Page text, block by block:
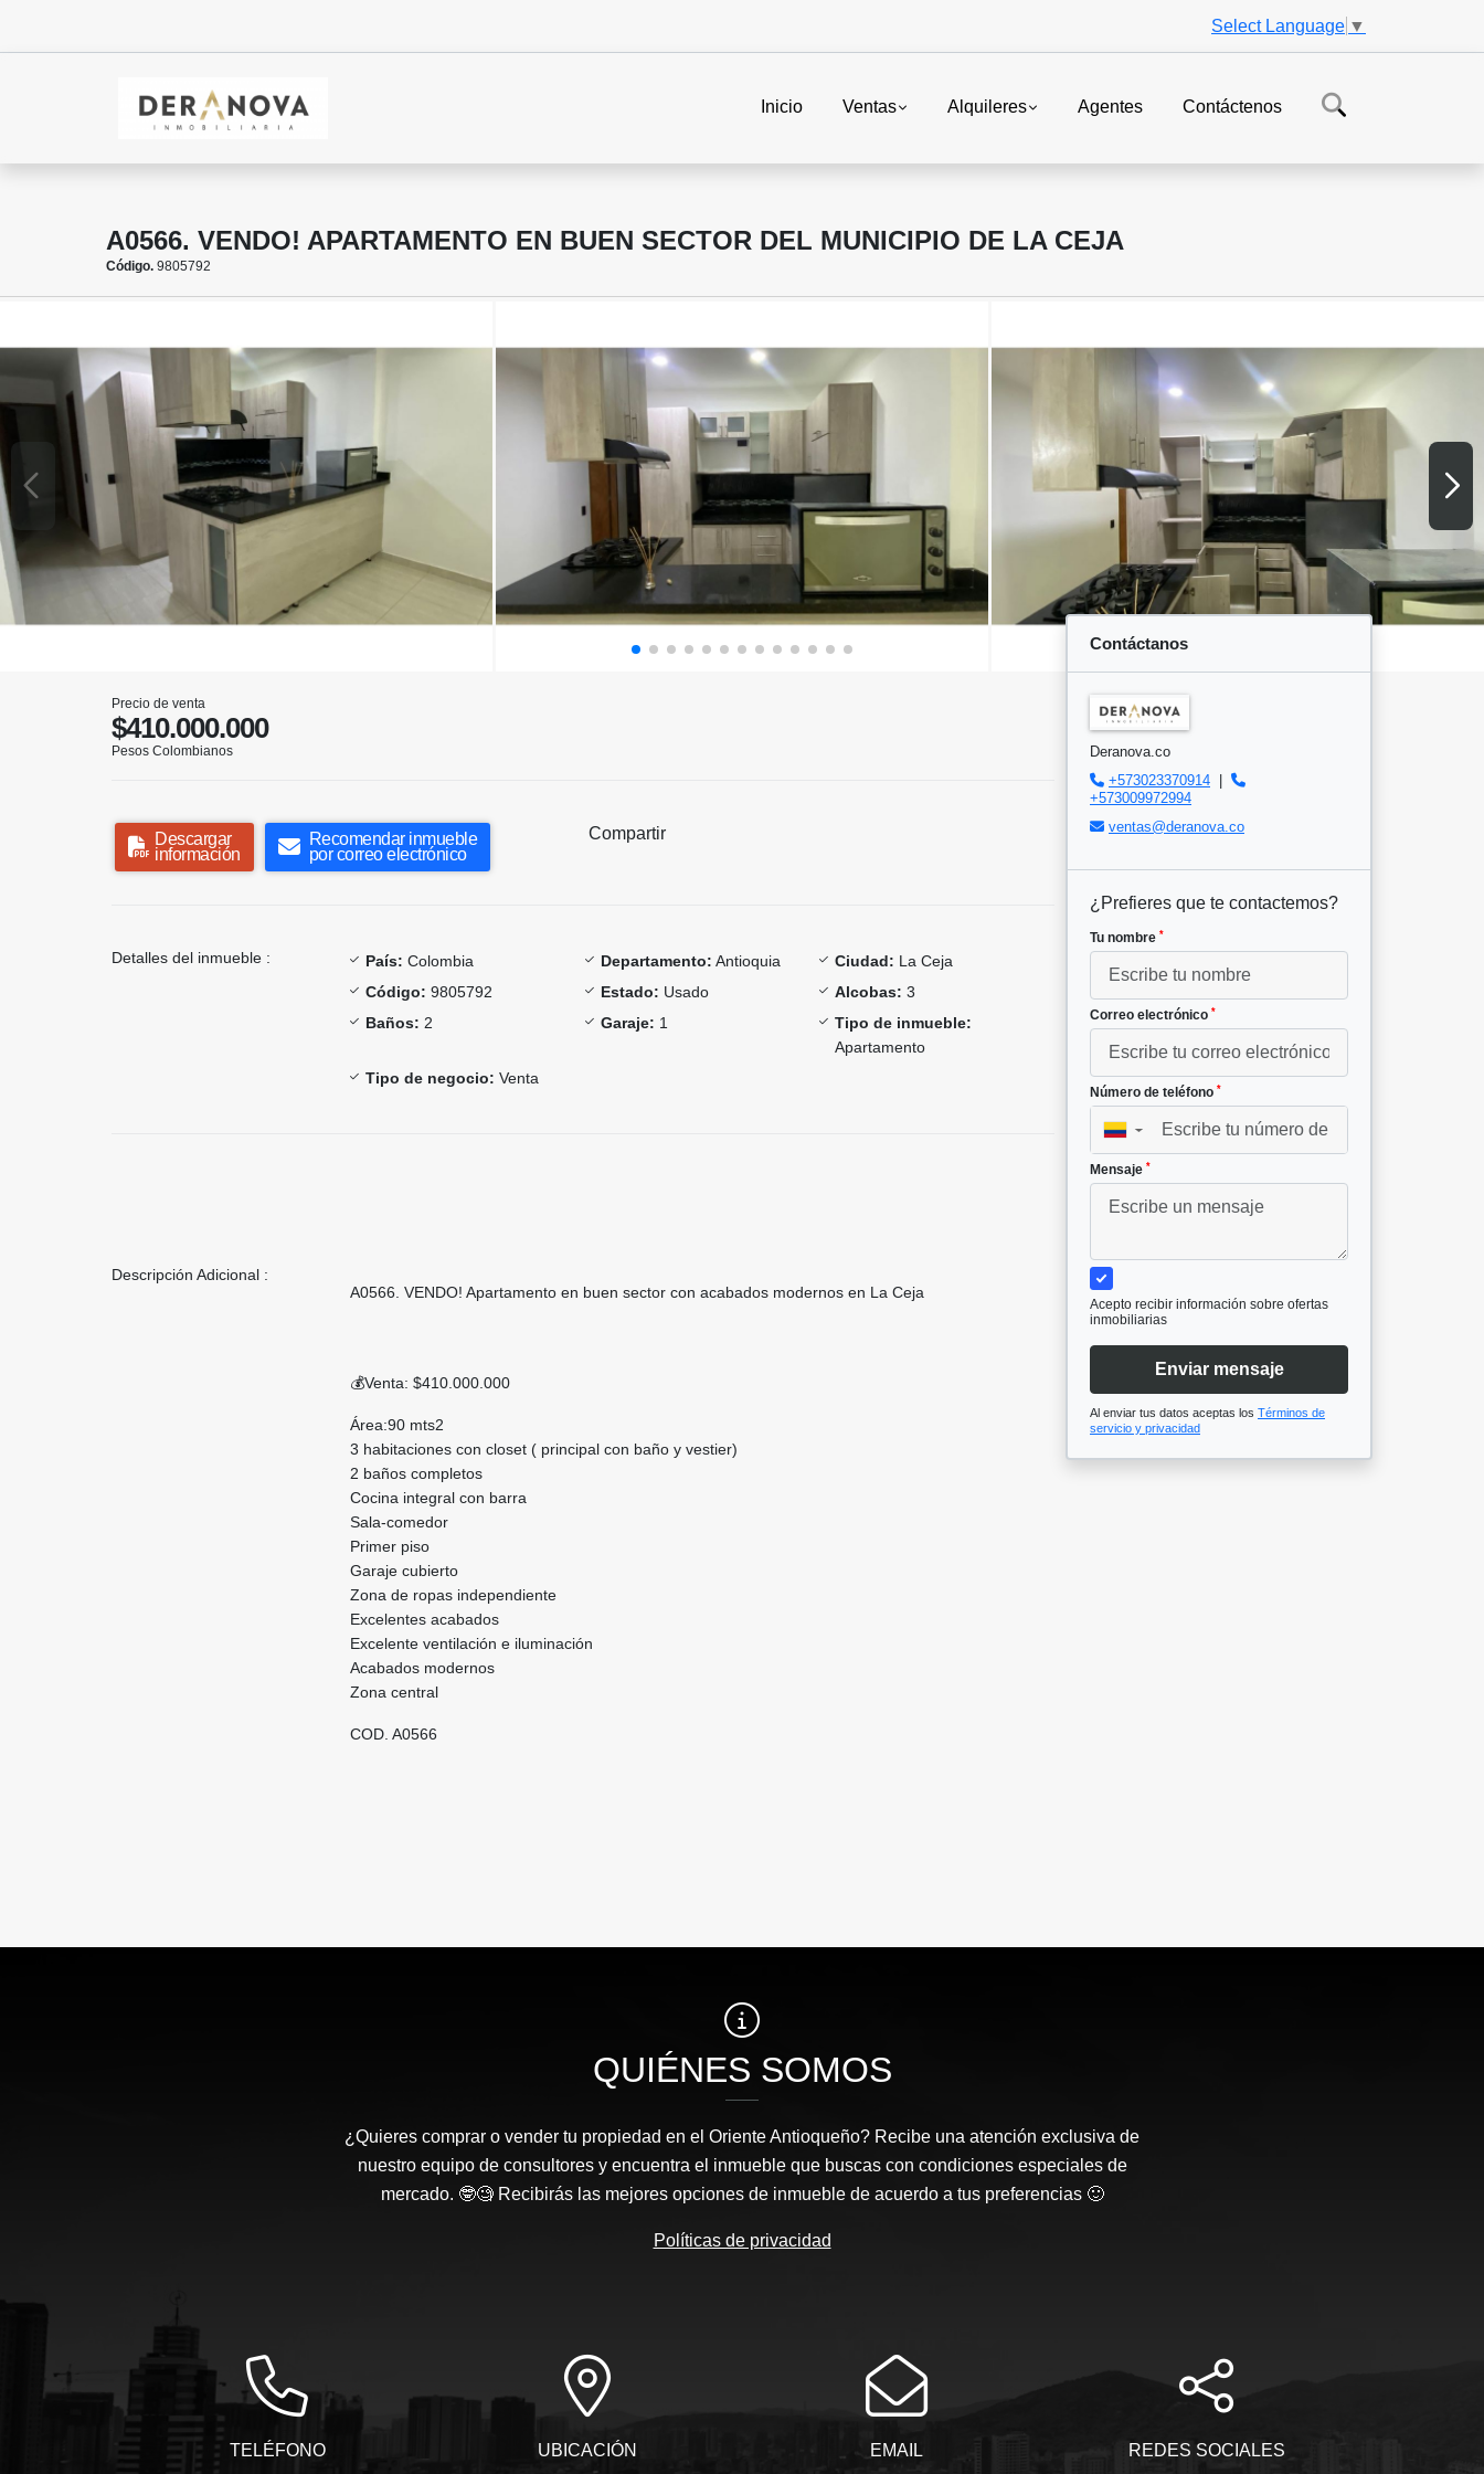
Select Language ▼
Inicio Ventas Alquileres Agentes Contáctenos
A0566. VENDO! APARTAMENTO EN BUEN SECTOR DEL MUNICIPIO DE LA CEJA
Código. 9805792
Precio de venta
$410.000.000
Pesos Colombianos
Descargar
información
Recomendar inmueble
por correo electrónico
Compartir
Detalles del inmueble : País: Colombia Departamento: Antioquia Ciudad: La Ceja
Código: 9805792 Estado: Usado Alcobas: 3
Baños: 2 Garaje: 1
Tipo de inmueble:
Apartamento
Tipo de negocio: Venta
Descripción Adicional :
A0566. VENDO! Apartamento en buen sector con acabados modernos en La Ceja
💰Venta: $410.000.000
Área:90 mts2
3 habitaciones con closet ( principal con baño y vestier)
2 baños completos
Cocina integral con barra
Sala-comedor
Primer piso
Garaje cubierto
Zona de ropas independiente
Excelentes acabados
Excelente ventilación e iluminación
Acabados modernos
Zona central
COD. A0566
Contáctanos
Deranova.co
+573023370914
+573009972994
ventas@deranova.co
¿Prefieres que te contactemos?
Tu nombre *
Correo electrónico *
Número de teléfono *
▼
Mensaje *
Acepto recibir información sobre ofertas
inmobiliarias
Enviar mensaje
Al enviar tus datos aceptas los Términos de
servicio y privacidad
QUIÉNES SOMOS
¿Quieres comprar o vender tu propiedad en el Oriente Antioqueño? Recibe una atención exclusiva de
nuestro equipo de consultores y encuentra el inmueble que buscas con condiciones especiales de
mercado. 🤓🧐 Recibirás las mejores opciones de inmueble de acuerdo a tus preferencias 🙂
Políticas de privacidad
TELÉFONO UBICACIÓN EMAIL REDES SOCIALES